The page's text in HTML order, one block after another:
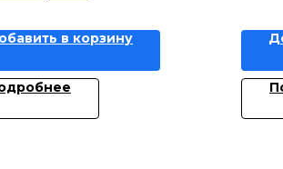
в корзину